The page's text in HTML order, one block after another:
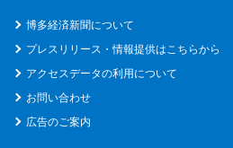
博多経済新聞について
プレスリリース・情報提供はこちらから
アクセスデータの利用について
お問い合わせ
広告のご案内